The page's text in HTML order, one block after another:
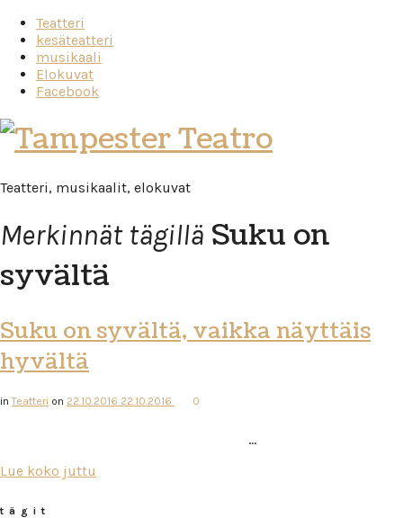
Teatteri
kesäteatteri
musikaali
Elokuvat
Facebook
Tampester
Teatro
Teatteri, musikaalit, elokuvat
Merkinnät tägillä Suku on
syvältä
Suku on syvältä, vaikka näyttäis
hyvältä
inTeatteri on 22.10.2016 22.10.2016 0
…
Lue koko juttu
tägit